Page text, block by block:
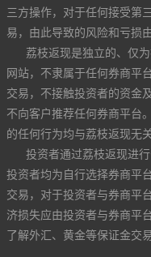
三方操作，对于任何接受第
易，由此导致的风险和亏损
荔枝返现是独立的、仅
网站，不隶属于任何券商平
交易，不接触投资者的资金
不向客户推荐任何券商平台
的任何行为均与荔枝返现无关
投资者通过荔枝返现进
投资者均为自行选择券商平
交易，对于投资者与券商平
济损失应由投资者与券商平
了解外汇、黄金等保证金交